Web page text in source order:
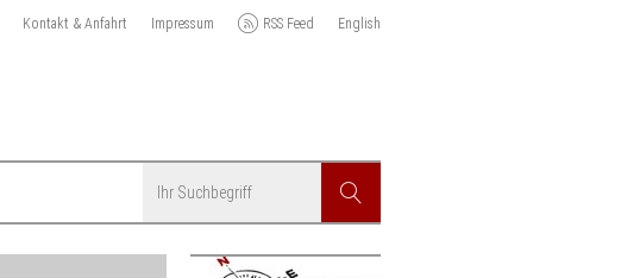
Kontakt & Anfahrt Impressum RSS Feed English
Suchen